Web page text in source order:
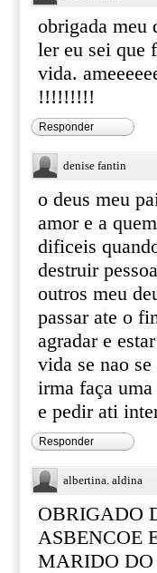
obrigada meu
ler eu sei que
vida.
!!!!!!!!!
Responder
denise fantin
o deus meu
amor e a
dificeis
destruir
outros meu
passar ate o
agradar e
vida se nao
irma faça
e pedir ati
Responder
albertina. aldina
OBRIGADO
ASBENCOE
MARIDO DO